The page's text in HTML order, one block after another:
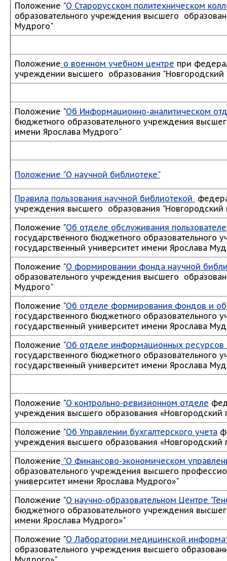
Положение "О Старорусском политехническом
образовательного учреждения высшего
Мудрого"
Положение о военном учебном центре при
учреждении высшего образования "Новгородский
Положение "Об Информационно-аналитическом
бюджетного образовательного учреждения
имени Ярослава Мудрого"
Положение "О научной библиотеке"
Правила пользования научной библиотекой
учреждения высшего образования "Новгородский
Положение "Об отделе обслуживания
государственного бюджетного
государственный университет имени Ярослава
Положение "О формировании фонда научной
образовательного учреждения высшего
Мудрого"
Положение "Об отделе формирования фондов и
государственного бюджетного
государственный университет имени Ярослава
Положение "Об отделе информационных ресурсов
государственного бюджетного
государственный университет имени Ярослава
Положение "О контрольно-ревизионном отделе
учреждения высшего образования «Новгородский
Положение "Об Управлении бухгалтерского учета
учреждения высшего образования «Новгородский
Положение "О финансово-экономическом
образовательного учреждения высшего
университет имени Ярослава Мудрого»"
Положение "О научно-образовательном Центре
бюджетного образовательного учреждения
имени Ярослава Мудрого»"
Положение "О Лаборатории медицинской
образовательного учреждения высшего